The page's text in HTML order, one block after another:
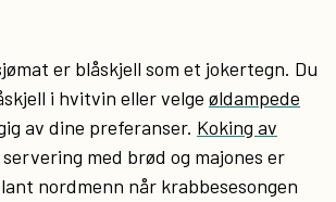
er blåskjell som et jokertegn. Du
i hvitvin eller velge øldampede
av dine preferanser. Koking av
med brød og majones er
nordmenn når krabbesesongen